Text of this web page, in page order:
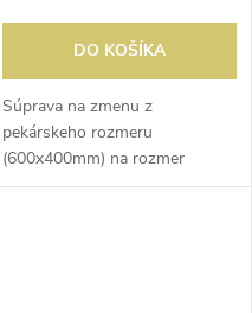
DO KOŠÍKA
Súprava na zmenu z
pekárskeho rozmeru
(600x400mm) na rozmer
GN1/1.